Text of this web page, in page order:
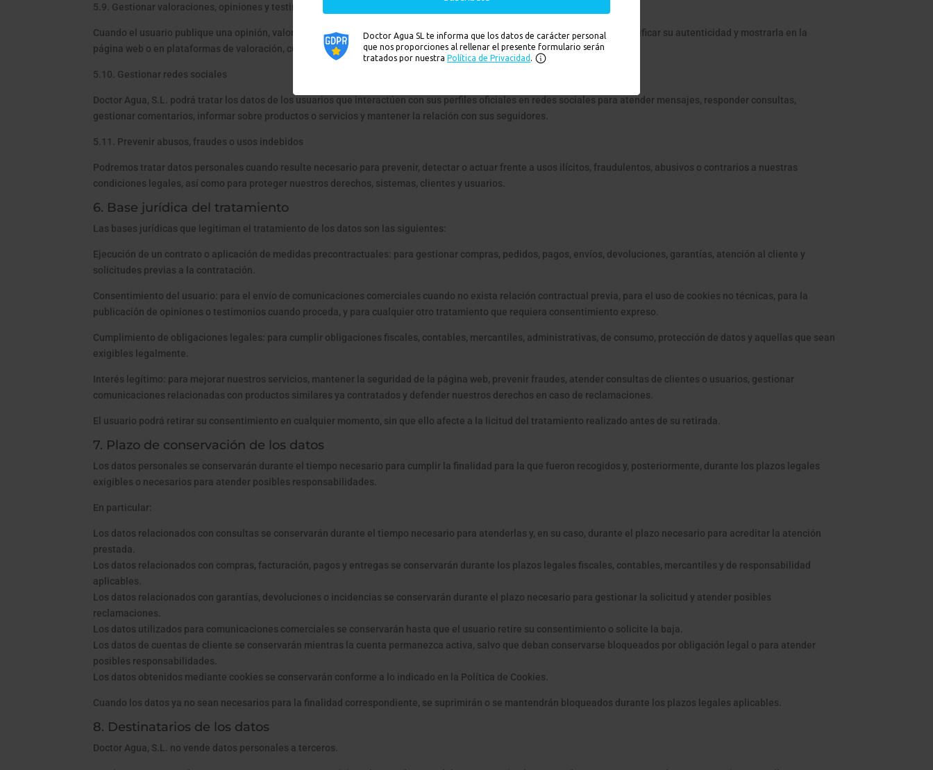
5.9. Gestionar valoraciones, opiniones y testimonios
Cuando el usuario publique una opinión, valoración o testimonio, trataremos sus datos para gestionar dicha publicación, verificar su autenticidad y mostrarla en la
página web o en plataformas de valoración, cuando proceda.
5.10. Gestionar redes sociales
Doctor Agua, S.L. podrá tratar los datos de los usuarios que interactúen con sus perfiles oficiales en redes sociales para atender mensajes, responder consultas,
gestionar comentarios, informar sobre productos o servicios y mantener la relación con sus seguidores.
5.11. Prevenir abusos, fraudes o usos indebidos
Podremos tratar datos personales cuando resulte necesario para prevenir, detectar o actuar frente a usos ilícitos, fraudulentos, abusivos o contrarios a nuestras
condiciones legales, así como para proteger nuestros derechos, sistemas, clientes y usuarios.
6. Base jurídica del tratamiento
Las bases jurídicas que legitiman el tratamiento de los datos son las siguientes:
Ejecución de un contrato o aplicación de medidas precontractuales: para gestionar compras, pedidos, pagos, envíos, devoluciones, garantías, atención al cliente y
solicitudes previas a la contratación.
Consentimiento del usuario: para el envío de comunicaciones comerciales cuando no exista relación contractual previa, para el uso de cookies no técnicas, para la
publicación de opiniones o testimonios cuando proceda, y para cualquier otro tratamiento que requiera consentimiento expreso.
Cumplimiento de obligaciones legales: para cumplir obligaciones fiscales, contables, mercantiles, administrativas, de consumo, protección de datos y aquellas que sean
exigibles legalmente.
Interés legítimo: para mejorar nuestros servicios, mantener la seguridad de la página web, prevenir fraudes, atender consultas de clientes o usuarios, gestionar
comunicaciones relacionadas con productos similares ya contratados y defender nuestros derechos en caso de reclamaciones.
El usuario podrá retirar su consentimiento en cualquier momento, sin que ello afecte a la licitud del tratamiento realizado antes de su retirada.
7. Plazo de conservación de los datos
Los datos personales se conservarán durante el tiempo necesario para cumplir la finalidad para la que fueron recogidos y, posteriormente, durante los plazos legales
exigibles o necesarios para atender posibles responsabilidades.
En particular:
Los datos relacionados con consultas se conservarán durante el tiempo necesario para atenderlas y, en su caso, durante el plazo necesario para acreditar la atención
prestada.
Los datos relacionados con compras, facturación, pagos y entregas se conservarán durante los plazos legales fiscales, contables, mercantiles y de responsabilidad
aplicables.
Los datos relacionados con garantías, devoluciones o incidencias se conservarán durante el plazo necesario para gestionar la solicitud y atender posibles
reclamaciones.
Los datos utilizados para comunicaciones comerciales se conservarán hasta que el usuario retire su consentimiento o solicite la baja.
Los datos de cuentas de cliente se conservarán mientras la cuenta permanezca activa, salvo que deban conservarse bloqueados por obligación legal o para atender
posibles responsabilidades.
Los datos obtenidos mediante cookies se conservarán conforme a lo indicado en la Política de Cookies.
Cuando los datos ya no sean necesarios para la finalidad correspondiente, se suprimirán o se mantendrán bloqueados durante los plazos legales aplicables.
8. Destinatarios de los datos
Doctor Agua, S.L. no vende datos personales a terceros.